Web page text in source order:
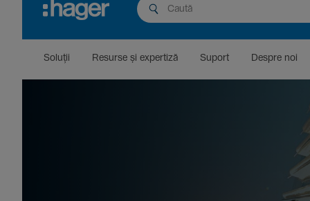
Soluții Resurse și exper­tiză Suport Despre noi